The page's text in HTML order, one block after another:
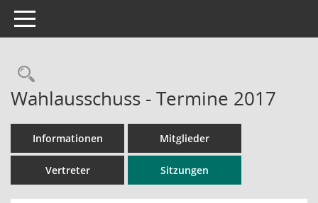
Toggle navigation
Rechercheauswahl
Wahlausschuss - Termine 2017
Informationen Mitglieder
Vertreter Sitzungen